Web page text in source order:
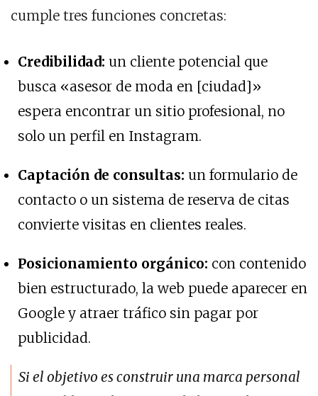
cumple tres funciones concretas:
Credibilidad: un cliente potencial que
busca «asesor de moda en [ciudad]»
espera encontrar un sitio profesional, no
solo un perfil en Instagram.
Captación de consultas: un formulario de
contacto o un sistema de reserva de citas
convierte visitas en clientes reales.
Posicionamiento orgánico: con contenido
bien estructurado, la web puede aparecer en
Google y atraer tráfico sin pagar por
publicidad.
Si el objetivo es construir una marca personal